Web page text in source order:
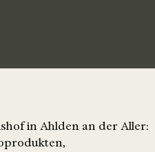
in Ahlden an der Aller: